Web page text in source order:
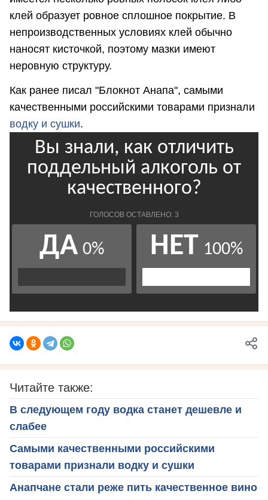
клей образует ровное сплошное покрытие. В
непроизводственных условиях клей обычно
наносят кисточкой, поэтому мазки имеют
неровную структуру.
Как ранее писал "Блокнот Анапа", самыми
качественными российскими товарами признали
водку и сушки.
Читайте также:
В следующем году водка станет дешевле и
слабее
Самыми качественными российскими
товарами признали водку и сушки
Анапчане стали реже пить качественное вино